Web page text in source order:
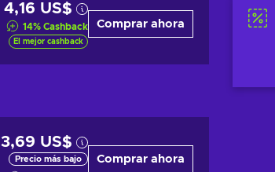
4,16 US$
14% Cashback
El mejor cashback
Comprar ahora
3,69 US$
Precio más bajo Comprar ahora